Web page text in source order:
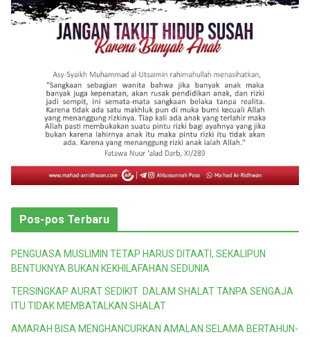
Pos-pos Terbaru
PENGUASA MUSLIMIN TETAP HARUS DITAATI, SEKALIPUN
BENTUKNYA BUKAN KEKHILAFAHAN SEDUNIA
TERSINGKAP AURAT SEDIKIT DALAM SHALAT TANPA SENGAJA
ITU TIDAK MEMBATALKAN SHALAT
AMARAH BISA MENGHANCURKAN AMALAN SELAMA BERTAHUN-